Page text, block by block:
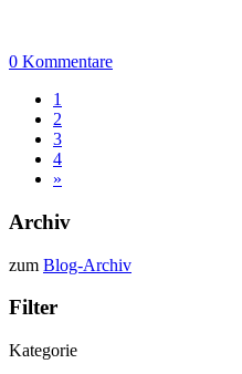
0 Kommentare
1
2
3
4
»
Archiv
zum Blog-Archiv
Filter
Kategorie